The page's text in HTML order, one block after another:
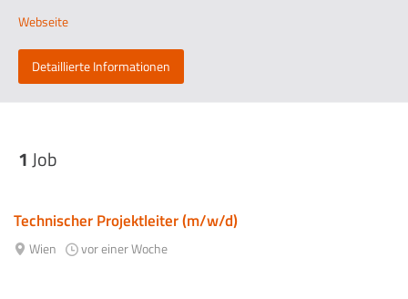
Webseite
Detaillierte Informationen
1Job
Technischer Projektleiter (m/w/d)
Wien vor einer Woche